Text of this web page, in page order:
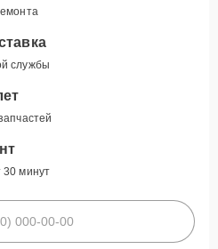
службы
30 минут